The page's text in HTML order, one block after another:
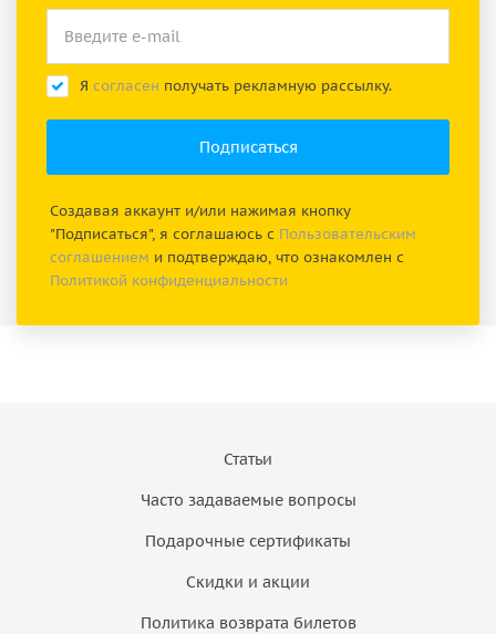
Я согласен получать рекламную рассылку.
Создавая аккаунт и/или нажимая кнопку
"Подписаться", я соглашаюсь с Пользовательским
соглашением и подтверждаю, что ознакомлен с
Политикой конфиденциальности
Статьи
Часто задаваемые вопросы
Подарочные сертификаты
Скидки и акции
Политика возврата билетов